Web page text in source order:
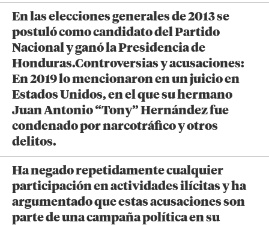
En las elecciones generales de 2013 se
postuló como candidato del Partido
Nacional y ganó la Presidencia de
Honduras.Controversias y acusaciones:
En 2019 lo mencionaron en un juicio en
Estados Unidos, en el que su hermano
Juan Antonio “Tony” Hernández fue
condenado por narcotráfico y otros
delitos.
Ha negado repetidamente cualquier
participación en actividades ilícitas y ha
argumentado que estas acusaciones son
parte de una campaña política en su